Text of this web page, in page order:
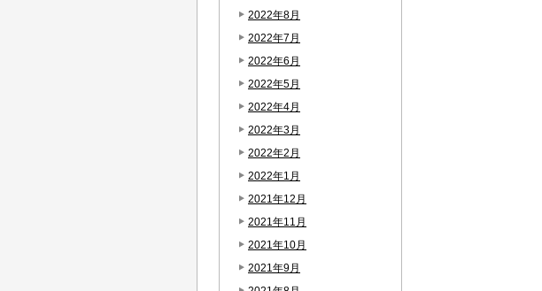
2022年8月
2022年7月
2022年6月
2022年5月
2022年4月
2022年3月
2022年2月
2022年1月
2021年12月
2021年11月
2021年10月
2021年9月